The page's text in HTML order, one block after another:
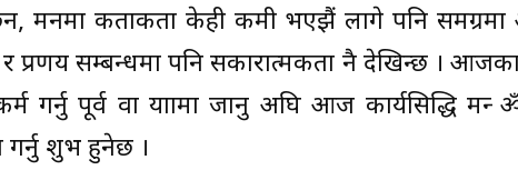
मनमा कताकता केही कमी भएझैं लागे पनि
प्रणय सम्बन्धमा पनि सकारात्मकता नै देखिन्छ ।
पूर्व वा यात्रामा जानु अघि आज कार्यसिद्धि
शुभ हुनेछ ।